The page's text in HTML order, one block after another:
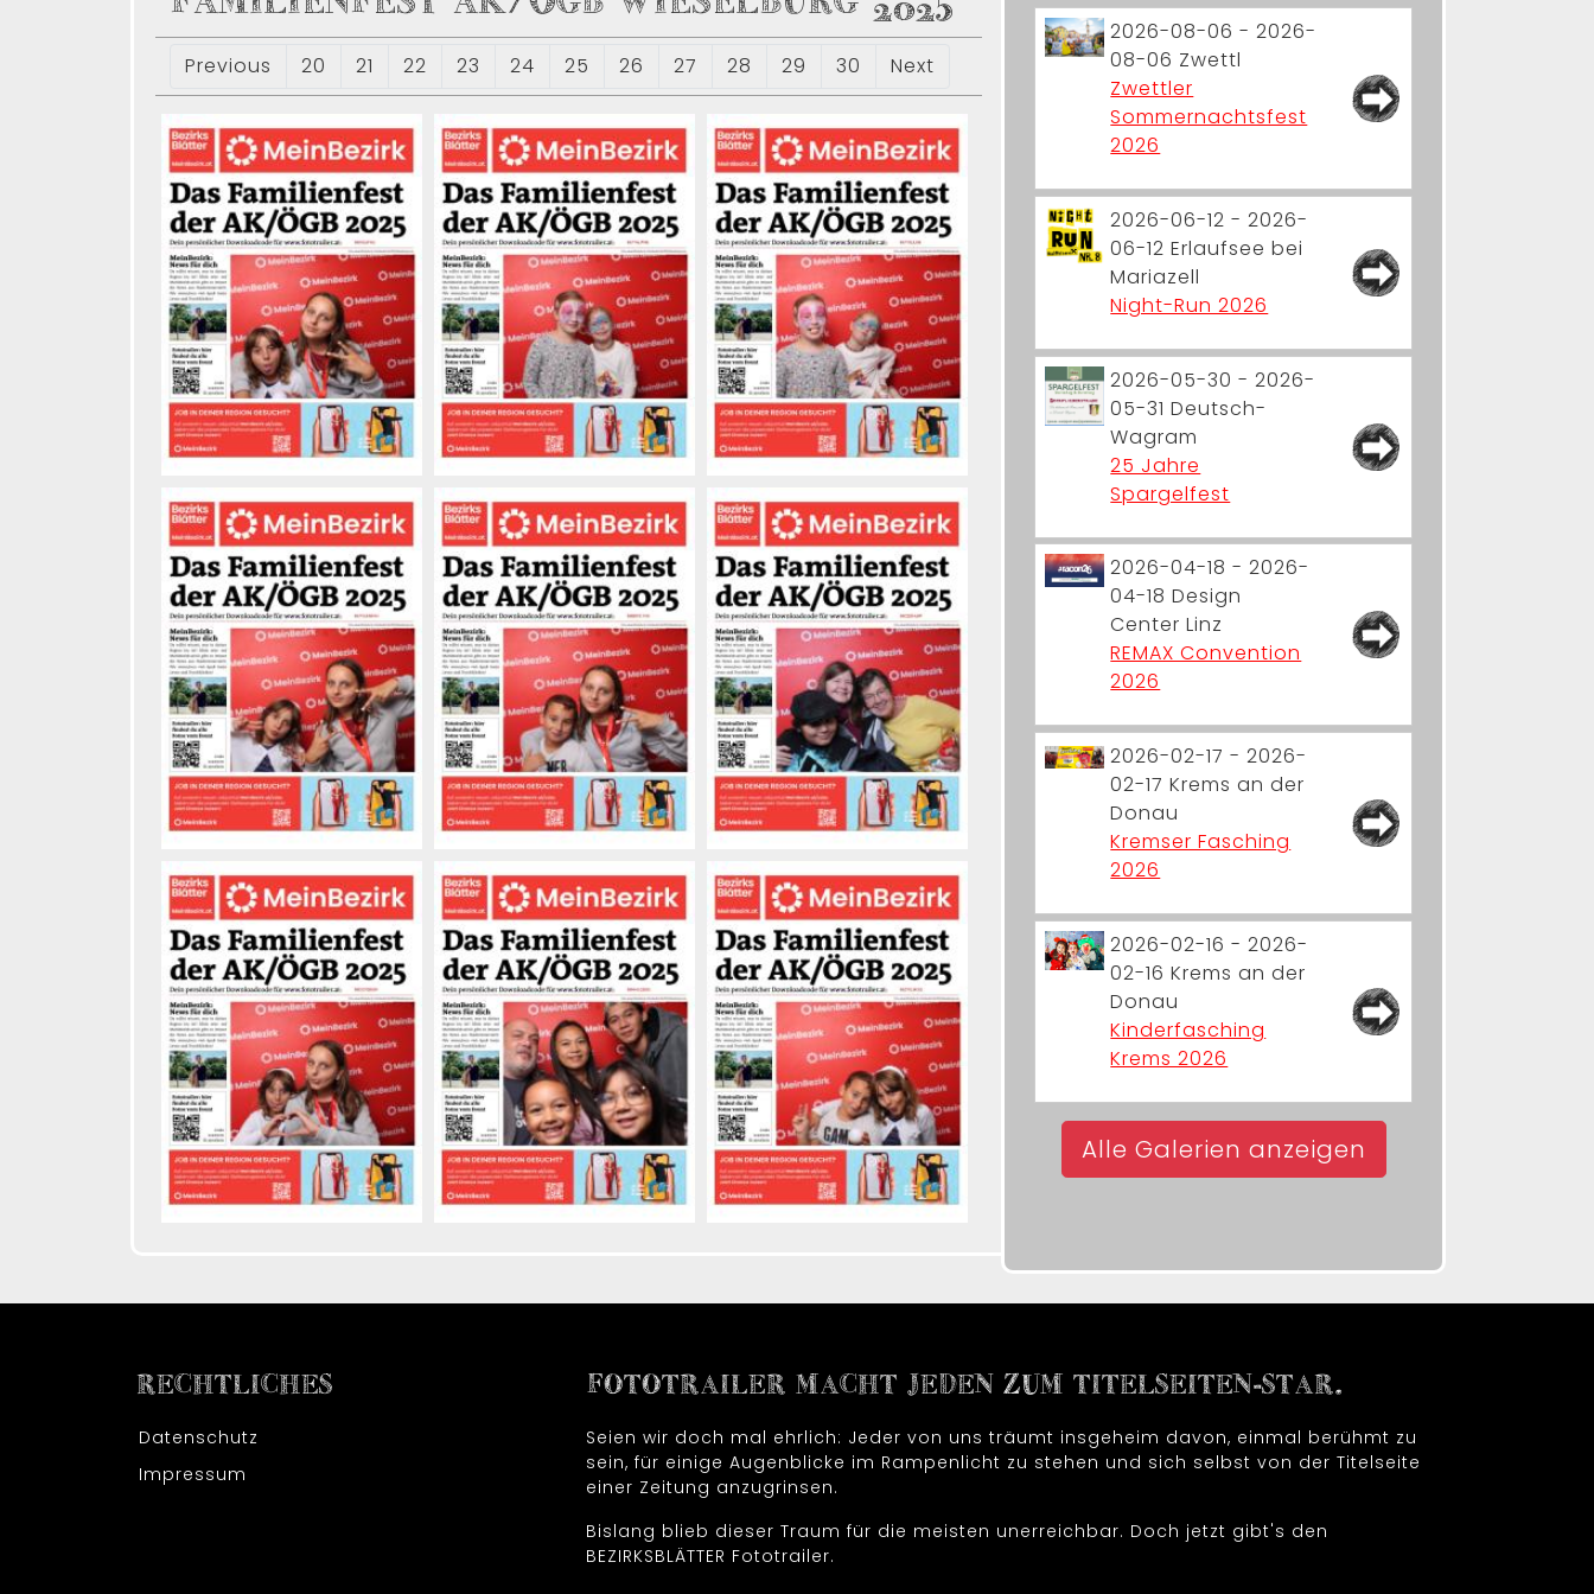
Previous 20 21 22 23 24 25 26 27 28 29 30 Next
2026-08-06 - 2026-
08-06 Zwettl
Zwettler
Sommernachtsfest
2026
2026-06-12 - 2026-
06-12 Erlaufsee bei
Mariazell
Night-Run 2026
2026-05-30 - 2026-
05-31 Deutsch-
Wagram
25 Jahre
Spargelfest
2026-04-18 - 2026-
04-18 Design
Center Linz
REMAX Convention
2026
2026-02-17 - 2026-
02-17 Krems an der
Donau
Kremser Fasching
2026
2026-02-16 - 2026-
02-16 Krems an der
Donau
Kinderfasching
Krems 2026
Alle Galerien anzeigen
RECHTLICHES
Datenschutz
Impressum
FOTOTRAILER MACHT JEDEN ZUM TITELSEITEN-STAR.
Seien wir doch mal ehrlich: Jeder von uns träumt insgeheim davon, einmal berühmt zu
sein, für einige Augenblicke im Rampenlicht zu stehen und sich selbst von der Titelseite
einer Zeitung anzugrinsen.
Bislang blieb dieser Traum für die meisten unerreichbar. Doch jetzt gibt's den
BEZIRKSBLÄTTER Fototrailer.